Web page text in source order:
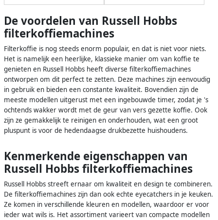
De voordelen van Russell Hobbs
filterkoffiemachines
Filterkoffie is nog steeds enorm populair, en dat is niet voor niets.
Het is namelijk een heerlijke, klassieke manier om van koffie te
genieten en Russell Hobbs heeft diverse filterkoffiemachines
ontworpen om dit perfect te zetten. Deze machines zijn eenvoudig
in gebruik en bieden een constante kwaliteit. Bovendien zijn de
meeste modellen uitgerust met een ingebouwde timer, zodat je 's
ochtends wakker wordt met de geur van vers gezette koffie. Ook
zijn ze gemakkelijk te reinigen en onderhouden, wat een groot
pluspunt is voor de hedendaagse drukbezette huishoudens.
Kenmerkende eigenschappen van
Russell Hobbs filterkoffiemachines
Russell Hobbs streeft ernaar om kwaliteit en design te combineren.
De filterkoffiemachines zijn dan ook echte eyecatchers in je keuken.
Ze komen in verschillende kleuren en modellen, waardoor er voor
ieder wat wils is. Het assortiment varieert van compacte modellen